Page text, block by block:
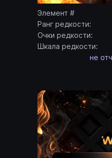
Элемент #
Ранг редкости:
Очки редкости:
Шкала редкости:
не